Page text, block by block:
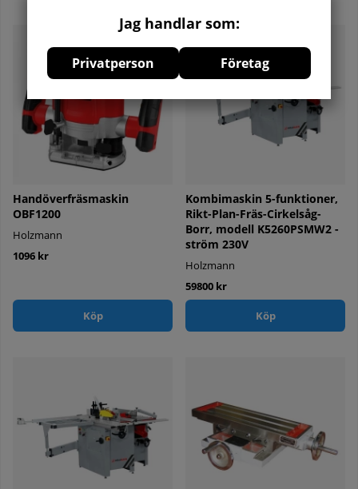
Jag handlar som:
Privatperson Företag
Handöverfräsmaskin
OBF1200
Holzmann
1096 kr
Köp
Kombimaskin 5-funktioner,
Rikt-Plan-Fräs-Cirkelsåg-
Borr, modell K5260PSMW2 -
ström 230V
Holzmann
59800 kr
Köp